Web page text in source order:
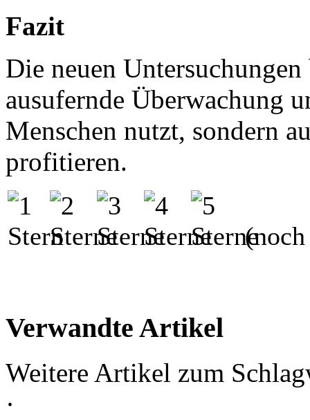
Fazit
Die neuen
ausufernde Überwachung
Menschen nutzt, sondern
profitieren.
(noch
Verwandte Artikel
Weitere Artikel zum
·